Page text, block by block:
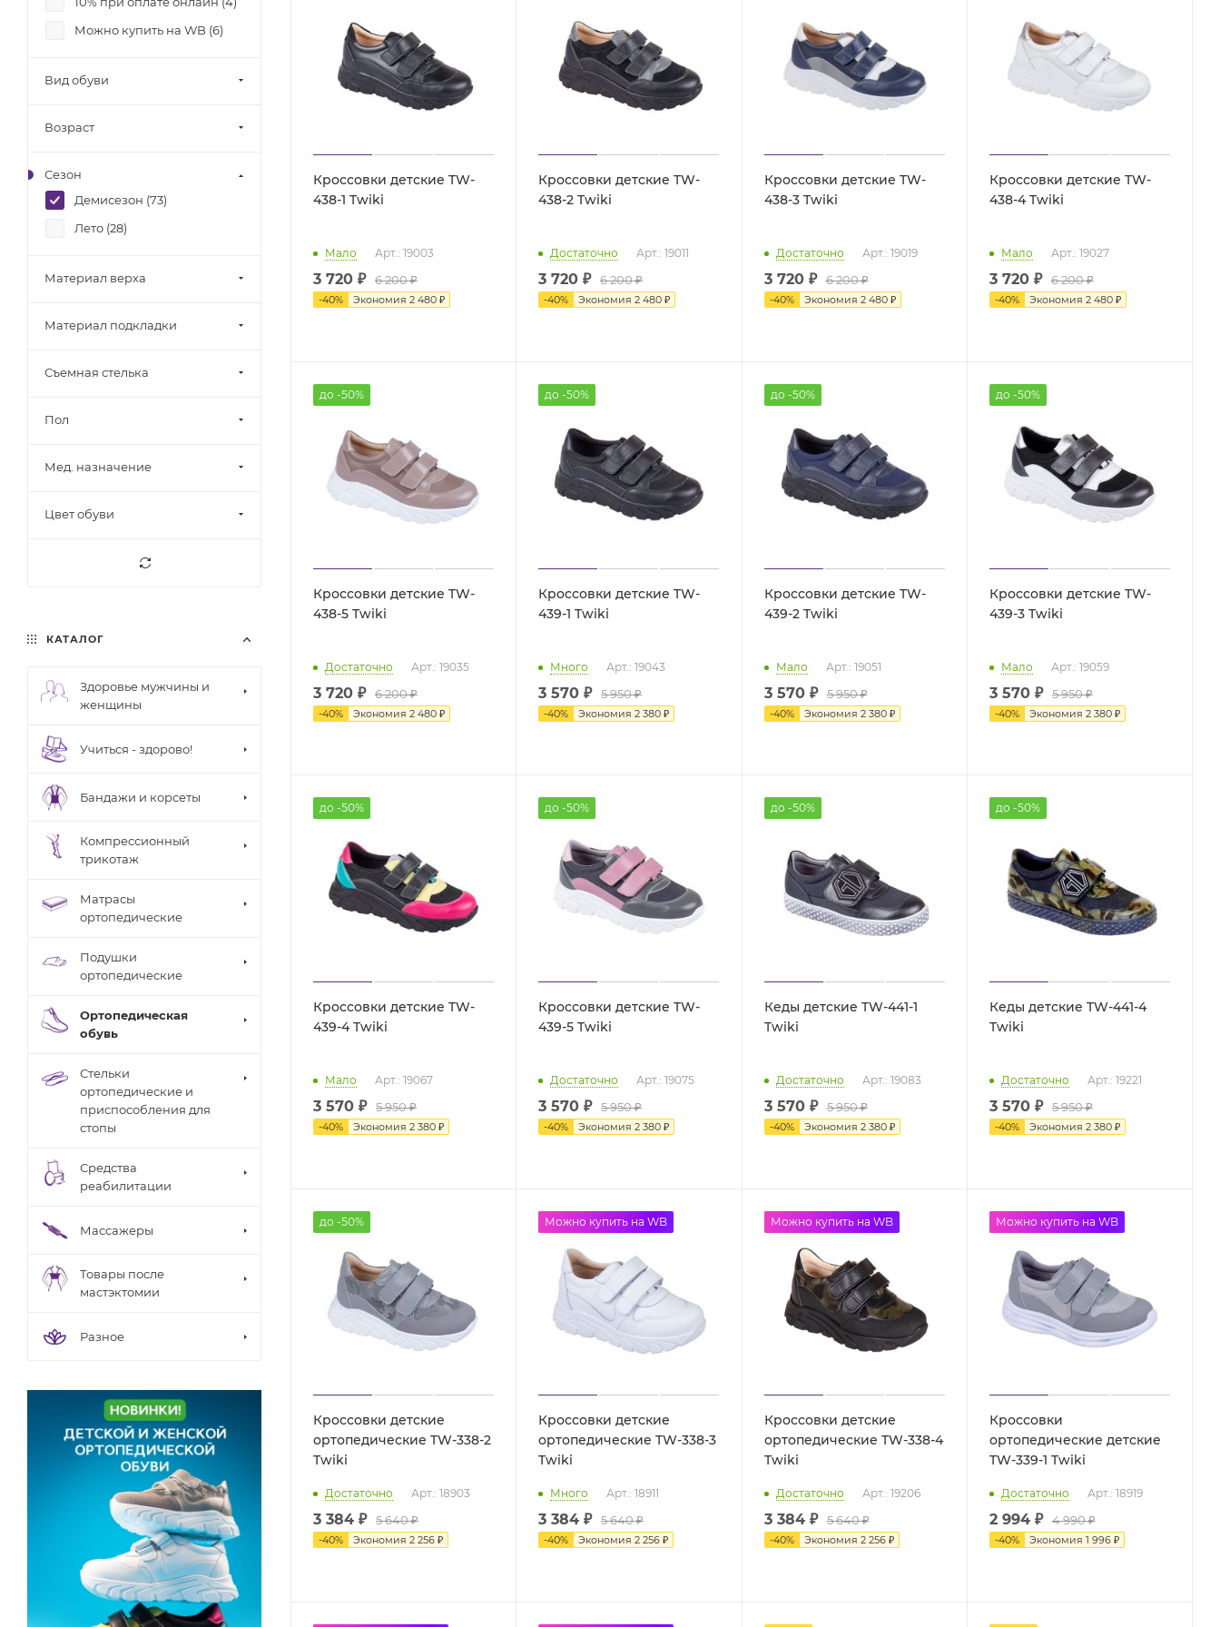
Кроссовки детские TW-
438-1 Twiki
Мало Арт.: 19003
3 720 ₽ 6 200 ₽
-40% Экономия 2 480 ₽
Кроссовки детские TW-
438-2 Twiki
Достаточно Арт.: 19011
3 720 ₽ 6 200 ₽
-40% Экономия2 480 ₽
Кроссовки детские TW-
438-3 Twiki
Достаточно Арт.: 19019
3 720 ₽ 6 200 ₽
-40% Экономия 2 480 ₽
Кроссовки детские TW-
438-4 Twiki
Мало Арт.: 19027
3 720 ₽ 6 200 ₽
-40% Экономия 2 480 ₽
до -50%
Кроссовки детские TW-
438-5 Twiki
Достаточно Арт.: 19035
3 720 ₽ 6 200₽
-40% Экономия 2 480 ₽
до -50%
Кроссовки детские TW-
439-1 Twiki
Много Арт.: 19043
3 570 ₽ 5 950 ₽
-40% Экономия2 380 ₽
до -50%
Кроссовки детские TW-
439-2 Twiki
Мало Арт.: 19051
3 570 ₽ 5 950 ₽
-40% Экономия 2 380 ₽
до -50%
Кроссовки детские TW-
439-3 Twiki
Мало Арт.: 19059
3 570 ₽ 5 950 ₽
-40% Экономия 2 380 ₽
до -50%
Кроссовки детские TW-
439-4 Twiki
Мало Арт.: 19067
3 570 ₽ 5 950 ₽
-40% Экономия 2 380 ₽
до -50%
Кроссовки детские TW-
439-5 Twiki
Достаточно Арт.: 19075
3 570 ₽ 5 950 ₽
-40% Экономия2 380 ₽
до -50%
Кеды детские TW-441-1
Twiki
Достаточно Арт.: 19083
3 570₽ 5 950₽
-40% Экономия 2 380₽
до -50%
Кеды детские TW-441-4
Twiki
Достаточно Арт.: 19221
3 570 ₽ 5 950 ₽
-40% Экономия 2 380 ₽
до -50%
Кроссовки детские
ортопедические TW-338-2
Twiki
Достаточно Арт.: 18903
3 384 ₽ 5 640 ₽
-40% Экономия 2 256 ₽
до -50%
Можно купить на WB
Кроссовки детские
ортопедические TW-338-3
Twiki
Много Арт.: 18911
3 384 ₽ 5 640 ₽
-40% Экономия2 256 ₽
до -50%
Можно купить на WB
Кроссовки детские
ортопедические TW-338-4
Twiki
Достаточно Арт.: 19206
3 384 ₽ 5 640 ₽
-40% Экономия 2 256 ₽
до -50%
Можно купить на WB
Кроссовки
ортопедические детские
TW-339-1 Twiki
Достаточно Арт.: 18919
2 994 ₽ 4 990 ₽
-40% Экономия 1 996 ₽
Можно купить на WB (6)
Вид обуви
Возраст
Сезон
Демисезон (73)
Лето (28)
Материал верха
Материал подкладки
Съемная стелька
Пол
Мед. назначение
Цвет обуви
КАТАЛОГ
Здоровье мужчины и
женщины
Учиться - здорово!
Бандажи и корсеты
Компрессионный
трикотаж
Матрасы
ортопедические
Подушки
ортопедические
Ортопедическая
обувь
Стельки
ортопедические и
приспособления для
стопы
Средства
реабилитации
Массажеры
Товары после
мастэктомии
Разное